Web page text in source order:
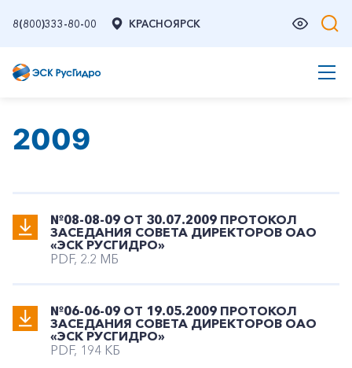
8(800)333-80-00 КРАСНОЯРСК
2009
№08-08-09 ОТ 30.07.2009 ПРОТОКОЛ
ЗАСЕДАНИЯ СОВЕТА ДИРЕКТОРОВ ОАО
«ЭСК РУСГИДРО»
PDF, 2.2 МБ
№06-06-09 ОТ 19.05.2009 ПРОТОКОЛ
ЗАСЕДАНИЯ СОВЕТА ДИРЕКТОРОВ ОАО
«ЭСК РУСГИДРО»
PDF, 194 КБ